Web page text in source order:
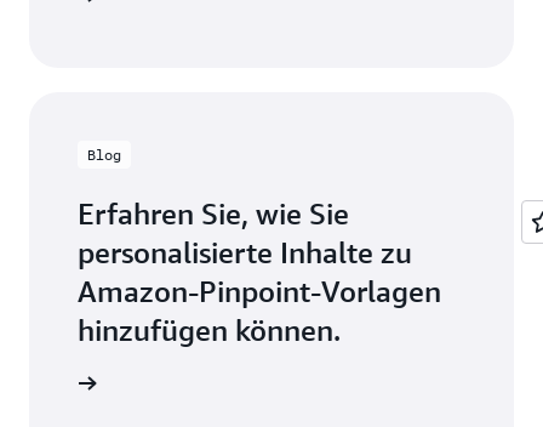
Blog
Erfahren Sie, wie Sie
personalisierte Inhalte zu
Amazon-Pinpoint-Vorlagen
hinzufügen können.